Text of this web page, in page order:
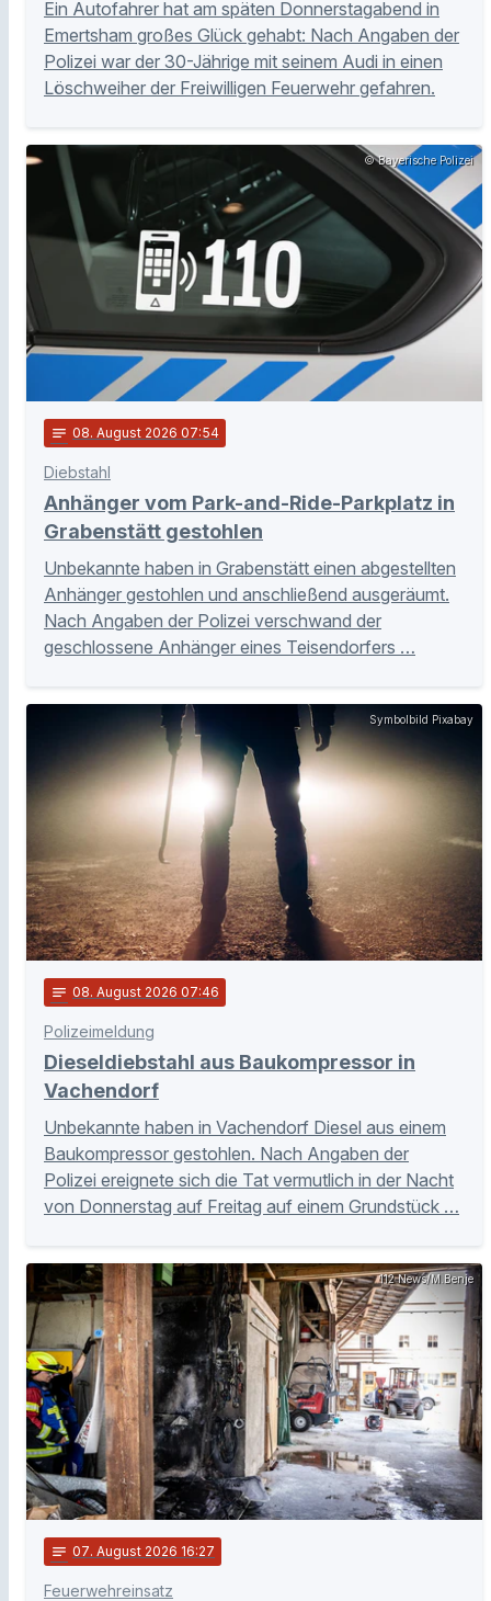
Ein Autofahrer hat am späten Donnerstagabend in
Emertsham großes Glück gehabt: Nach Angaben der
Polizei war der 30-Jährige mit seinem Audi in einen
Löschweiher der Freiwilligen Feuerwehr gefahren.
© Bayerische Polizei
notes 08. August 2026 07:54
Diebstahl
Anhänger vom Park-and-Ride-Parkplatz in
Grabenstätt gestohlen
Unbekannte haben in Grabenstätt einen abgestellten
Anhänger gestohlen und anschließend ausgeräumt.
Nach Angaben der Polizei verschwand der
geschlossene Anhänger eines Teisendorfers …
Symbolbild Pixabay
notes 08. August 2026 07:46
Polizeimeldung
Dieseldiebstahl aus Baukompressor in
Vachendorf
Unbekannte haben in Vachendorf Diesel aus einem
Baukompressor gestohlen. Nach Angaben der
Polizei ereignete sich die Tat vermutlich in der Nacht
von Donnerstag auf Freitag auf einem Grundstück …
112 News/M.Benje
notes 07. August 2026 16:27
Feuerwehreinsatz